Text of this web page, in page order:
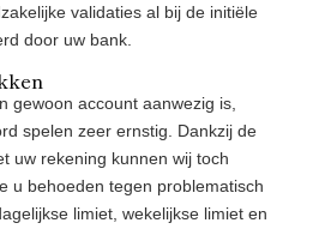
validaties al bij de initiële
door uw bank.
gewoon account aanwezig is,
spelen zeer ernstig. Dankzij de
uw rekening kunnen wij toch
u behoeden tegen problematisch
limiet, wekelijkse limiet en